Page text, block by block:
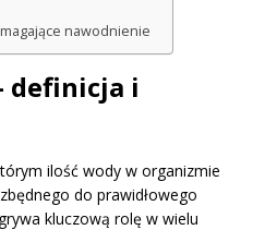
nawodnienie
definicja i
ilość wody w organizmie
do prawidłowego
kluczową rolę w wielu